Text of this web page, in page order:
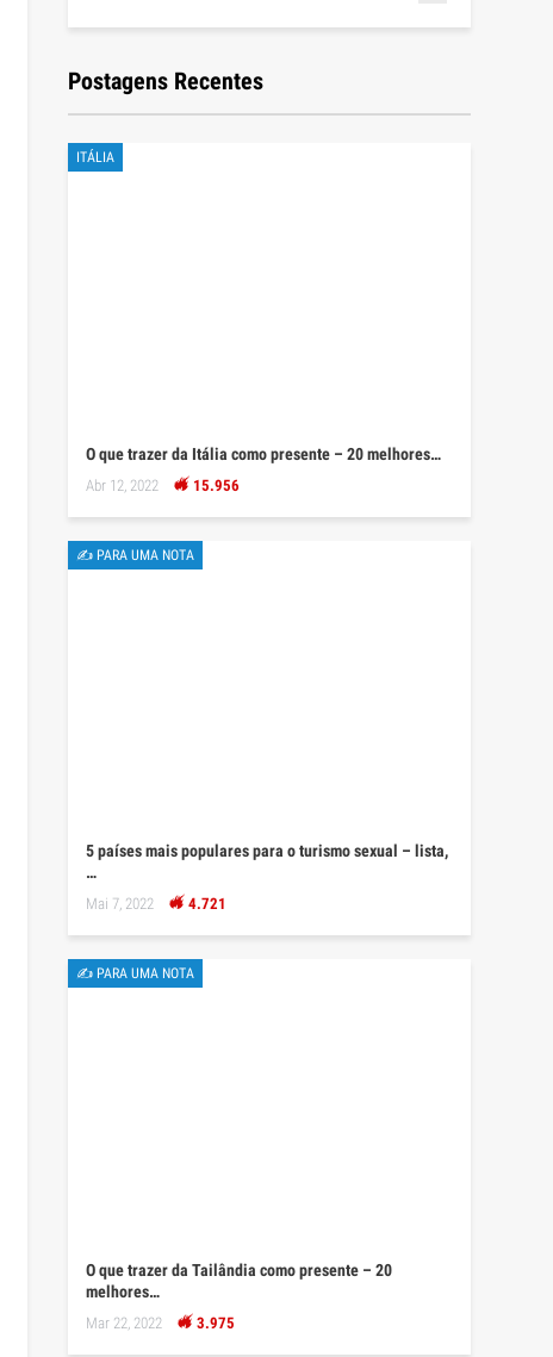
Postagens Recentes
ITÁLIA
O que trazer da Itália como presente – 20 melhores…
Abr 12, 2022 15.956
✍ PARA UMA NOTA
5 países mais populares para o turismo sexual – lista,
…
Mai 7, 2022 4.721
✍ PARA UMA NOTA
O que trazer da Tailândia como presente – 20
melhores…
Mar 22, 2022 3.975